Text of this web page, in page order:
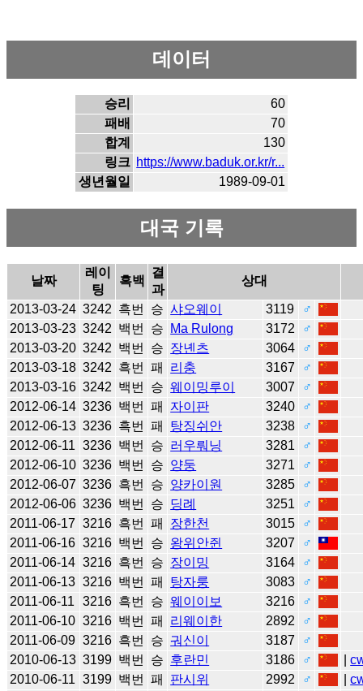
데이터
승리
60
패배
70
합계
130
링크 https://www.baduk.or.kr/r...
생년월일
1989-09-01
대국 기록
날짜
레이
팅
흑백
결
과
상대
2013-03-24 3242 흑번 승 샤오웨이 3119
♂
2013-03-23 3242 백번 승 Ma Rulong 3172
♂
2013-03-20 3242 백번 승 장녠츠 3064
♂
2013-03-18 3242 흑번 패 리충 3167
♂
2013-03-16 3242 백번 승 웨이밍루이 3007
♂
2012-06-14 3236 백번 패 자이판 3240
♂
2012-06-13 3236 흑번 패 탕징쉬안 3238
♂
2012-06-11 3236 백번 승 러우뤄닝 3281
♂
2012-06-10 3236 백번 승 양둥 3271
♂
2012-06-07 3236 흑번 승 양카이원 3285
♂
2012-06-06 3236 백번 승 딩례 3251
♂
2011-06-17 3216 흑번 패 장한천 3015
♂
2011-06-16 3216 백번 승 왕위안쥔 3207
♂
2011-06-14 3216 흑번 승 장이밍 3164
♂
2011-06-13 3216 백번 패 탕자룽 3083
♂
2011-06-11
3216 흑번 승 웨이이보 3216
♂
2011-06-10 3216 백번 패 리웨이한 2892
♂
2011-06-09 3216 흑번 승 궈신이 3187
♂
2010-06-13 3199 백번 승 후란민 3186 ♂ |
2010-06-11 3199 백번 패 판시위 2992 ♂ |